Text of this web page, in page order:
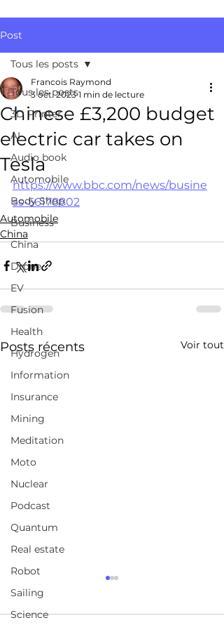
Post
Tous les posts
3D Printer
AI
Audio book
Automobile
Body Shop
Business
China
Drone
EV
Fusion
Health
Hydrogen
Information
Insurance
Mining
Meditation
Moto
Nuclear
Podcast
Quantum
Real estate
Robot
Sailing
Science
Tous les posts
Chinese £3,200 budget
electric car takes on
Tesla
Francois Raymond
3 oct. 2023 1 min de lecture
https://www.bbc.com/news/busine
ss-56178802
Automobile
China
Posts récents Voir tout
VICTOIRE POUR LE
DROIT À LA
RÉPARATION — LE